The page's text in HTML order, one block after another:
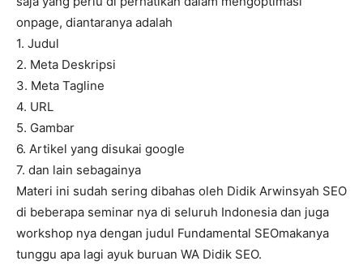
onpage, diantaranya adalah
1. Judul
2. Meta Deskripsi
3. Meta Tagline
4. URL
5. Gambar
6. Artikel yang disukai google
7. dan lain sebagainya
Materi ini sudah sering dibahas oleh Didik Arwinsyah SEO
di beberapa seminar nya di seluruh Indonesia dan juga
workshop nya dengan judul Fundamental SEOmakanya
tunggu apa lagi ayuk buruan WA Didik SEO.